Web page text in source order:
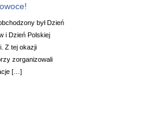
był Dzień
i Dzień Polskiej
Z tej okazji
zorganizowali
[…]